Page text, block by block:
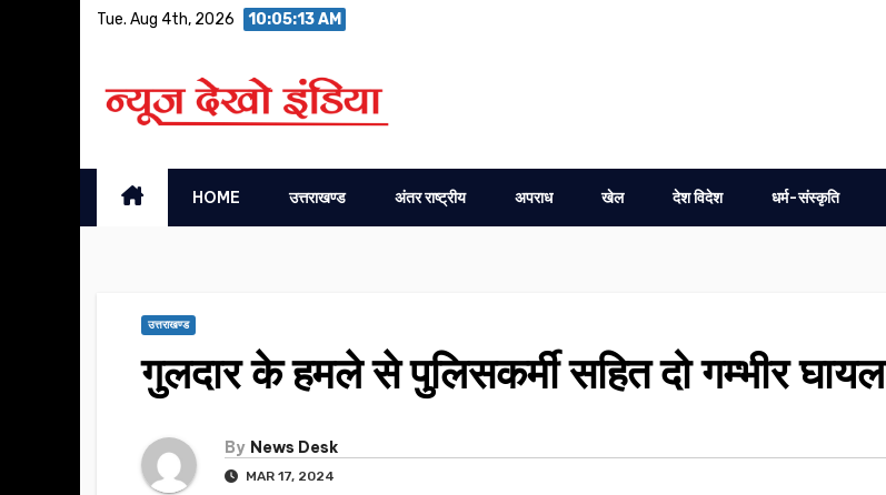
Tue. Aug 4th, 2026 10:05:14 AM
HOME उत्तराखण्ड अंतर राष्ट्रीय अपराध खेल देश विदेश धर्म-संस्कृति
उत्तराखण्ड
गुलदार के हमले से पुलिसकर्मी सहित दो गम्भीर घायल
By News Desk
MAR 17, 2024